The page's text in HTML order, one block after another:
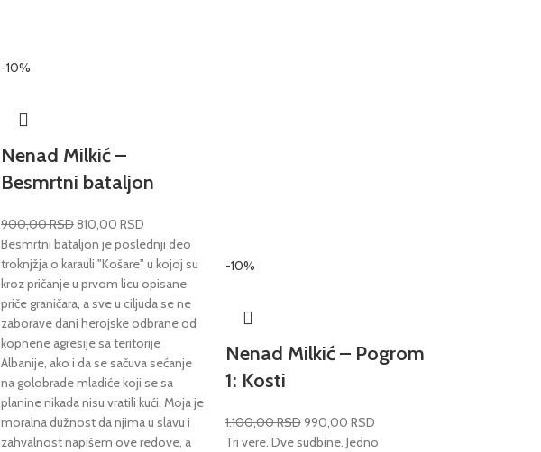
-10%
Nenad Milkić –
Besmrtni bataljon
900,00RSD810,00RSD
Besmrtni bataljon je poslednji deo
troknjžja o karauli "Košare" u kojoj su
kroz pričanje u prvom licu opisane
priče graničara, a sve u ciljuda se ne
zaborave dani herojske odbrane od
kopnene agresije sa teritorije
Albanije, ako i da se sačuva sećanje
na golobrade mladiće koji se sa
planine nikada nisu vratili kući. Moja je
moralna dužnost da njima u slavu i
zahvalnost napišem ove redove, a
-10%
Nenad Milkić – Pogrom
1: Kosti
1.100,00RSD990,00 RSD
Tri vere. Dve sudbine. Jedno